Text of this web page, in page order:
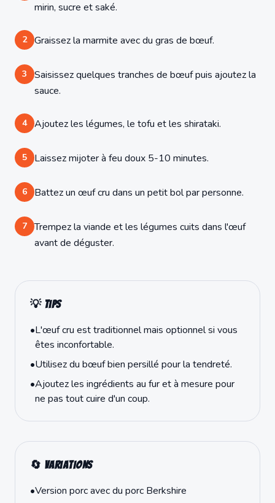
mirin, sucre et saké.
2 Graissez la marmite avec du gras de bœuf.
3
Saisissez quelques tranches de bœuf puis ajoutez la
sauce.
4 Ajoutez les légumes, le tofu et les shirataki.
5 Laissez mijoter à feu doux 5-10 minutes.
6 Battez un œuf cru dans un petit bol par personne.
7
Trempez la viande et les légumes cuits dans l'œuf
avant de déguster.
💡 Tips
•L'œuf cru est traditionnel mais optionnel si vous
êtes inconfortable.
•Utilisez du bœuf bien persillé pour la tendreté.
•Ajoutez les ingrédients au fur et à mesure pour
ne pas tout cuire d'un coup.
🔄 Variations
•Version porc avec du porc Berkshire